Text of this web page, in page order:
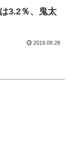
3.2％、鬼太
2019.09.28